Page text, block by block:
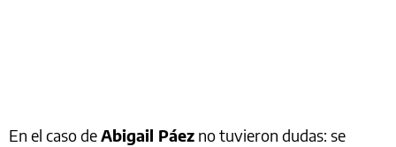
En el caso deAbigail Páez no tuvieron dudas: se